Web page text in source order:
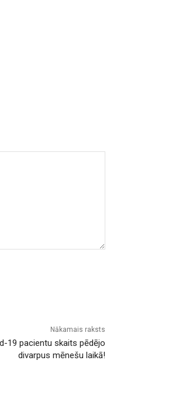
Nākamais raksts
19 pacientu skaits pēdējo
divarpus mēnešu laikā!